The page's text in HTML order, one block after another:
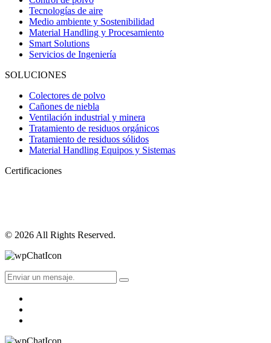
Tecnologías de aire
Medio ambiente y Sostenibilidad
Material Handling y Procesamiento
Smart Solutions
Servicios de Ingeniería
SOLUCIONES
Colectores de polvo
Cañones de niebla
Ventilación industrial y minera
Tratamiento de residuos orgánicos
Tratamiento de residuos sólidos
Material Handling Equipos y Sistemas
Certificaciones
© 2026 All Rights Reserved.